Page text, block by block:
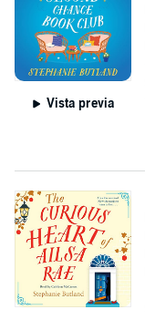
Vista previa